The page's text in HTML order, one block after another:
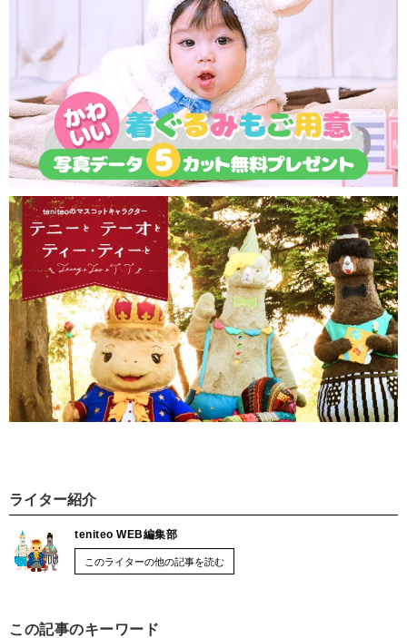
ライター紹介
teniteo WEB編集部
このライターの他の記事を読む
この記事のキーワード